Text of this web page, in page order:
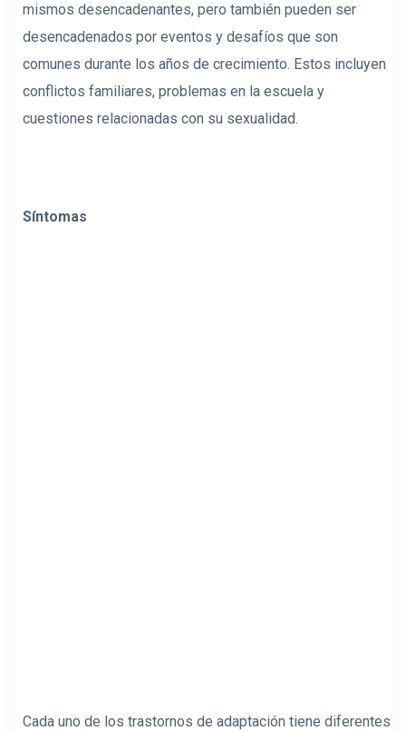
mismos desencadenantes, pero también pueden ser
desencadenados por eventos y desafíos que son
comunes durante los años de crecimiento. Estos incluyen
conflictos familiares, problemas en la escuela y
cuestiones relacionadas con su sexualidad.
Síntomas
Cada uno de los trastornos de adaptación tiene diferentes